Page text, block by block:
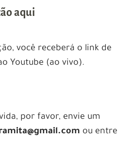
aqui
você receberá o link de
Youtube (ao vivo).
por favor, envie um
ou entre